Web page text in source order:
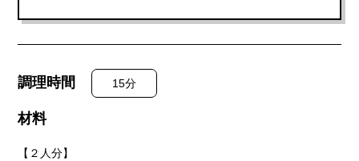
調理時間 15分
材料
【２人分】